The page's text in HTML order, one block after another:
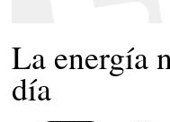
La energía
día